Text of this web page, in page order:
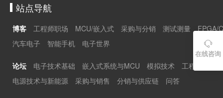
站点导航
博客 工程师职场 MCU/嵌入式 采购与分销 测试测量
FPGA/
汽车电子
智能手机 电子世界
论坛 电子技术基础 嵌入式系统与MCU 模拟技术
工程师职场
电源技术与新能源
采购与销售 分销与供应链 问答

在线咨询